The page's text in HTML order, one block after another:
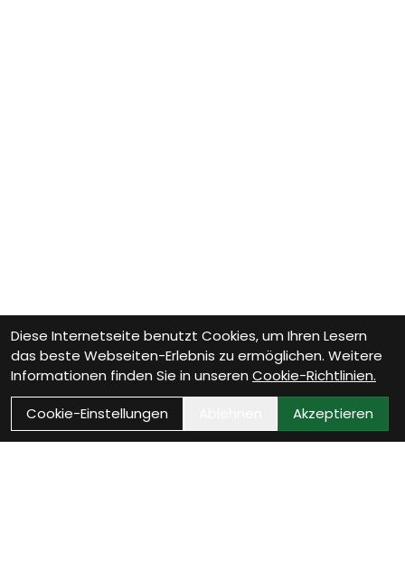
Diese Internetseite benutzt Cookies, um Ihren Lesern
das beste Webseiten-Erlebnis zu ermöglichen. Weitere
Informationen finden Sie in unseren Cookie-Richtlinien.
Cookie-Einstellungen
Akzeptieren